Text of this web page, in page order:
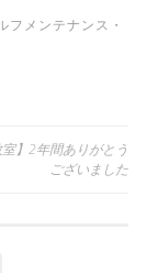
フメンテナンス ・
室】2年間ありがとう
ございました